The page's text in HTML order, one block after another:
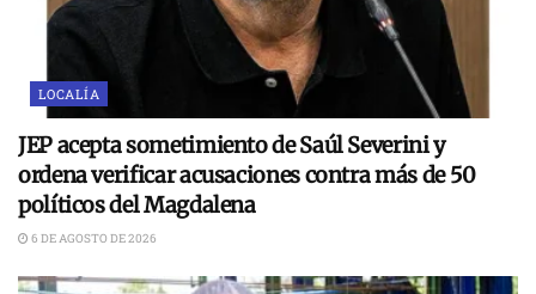
LOCALÍA
JEP acepta sometimiento de Saúl Severini y
ordena verificar acusaciones contra más de 50
políticos del Magdalena
6 DE AGOSTO DE 2026